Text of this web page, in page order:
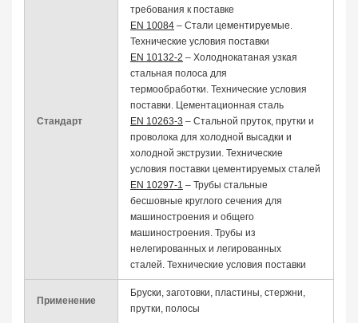
Стандарт
требования к поставке
EN 10084 – Стали цементируемые.
Технические условия поставки
EN 10132-2 – Холоднокатаная узкая
стальная полоса для
термообработки. Технические условия
поставки. Цементационная сталь
EN 10263-3 – Стальной пруток, прутки и
проволока для холодной высадки и
холодной экструзии. Технические
условия поставки цементируемых сталей
EN 10297-1 – Трубы стальные
бесшовные круглого сечения для
машиностроения и общего
машиностроения. Трубы из
нелегированных и легированных
сталей. Технические условия поставки
Применение
Бруски, заготовки, пластины, стержни,
прутки, полосы